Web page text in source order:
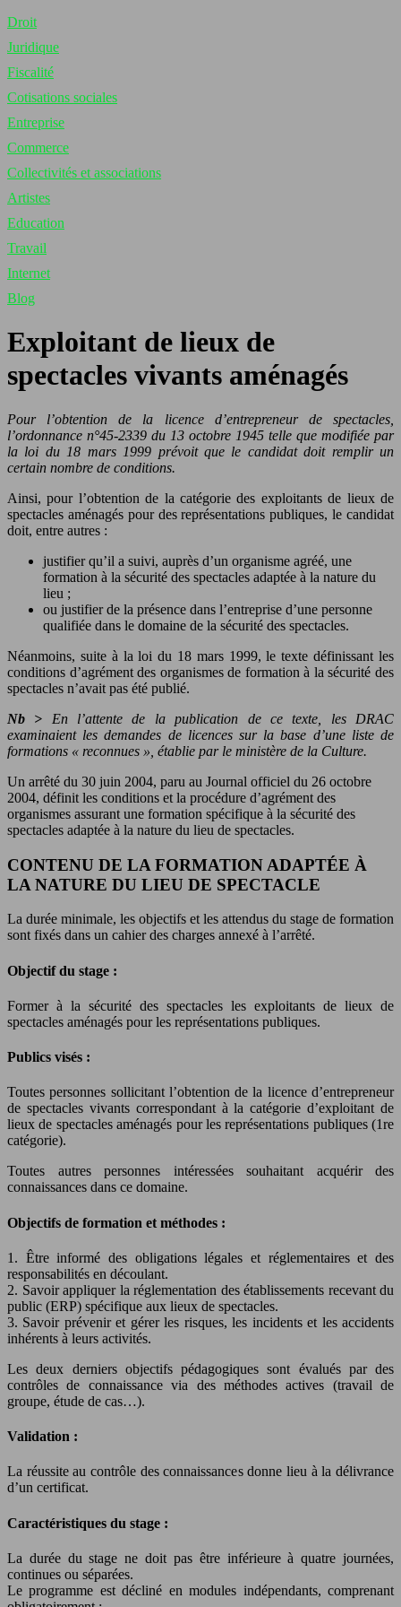
Droit
Juridique
Fiscalité
Cotisations sociales
Entreprise
Commerce
Collectivités et associations
Artistes
Education
Travail
Internet
Blog
Exploitant de lieux de
spectacles vivants aménagés
Pour l’obtention de la licence d’entrepreneur de spectacles,
l’ordonnance n°45-2339 du 13 octobre 1945 telle que modifiée par
la loi du 18 mars 1999 prévoit que le candidat doit remplir un
certain nombre de conditions.
Ainsi, pour l’obtention de la catégorie des exploitants de lieux de
spectacles aménagés pour des représentations publiques, le candidat
doit, entre autres :
justifier qu’il a suivi, auprès d’un organisme agréé, une
formation à la sécurité des spectacles adaptée à la nature du
lieu ;
ou justifier de la présence dans l’entreprise d’une personne
qualifiée dans le domaine de la sécurité des spectacles.
Néanmoins, suite à la loi du 18 mars 1999, le texte définissant les
conditions d’agrément des organismes de formation à la sécurité des
spectacles n’avait pas été publié.
Nb > En l’attente de la publication de ce texte, les DRAC
examinaient les demandes de licences sur la base d’une liste de
formations « reconnues », établie par le ministère de la Culture.
Un arrêté du 30 juin 2004, paru au Journal officiel du 26 octobre
2004, définit les conditions et la procédure d’agrément des
organismes assurant une formation spécifique à la sécurité des
spectacles adaptée à la nature du lieu de spectacles.
CONTENU DE LA FORMATION ADAPTÉE À
LA NATURE DU LIEU DE SPECTACLE
La durée minimale, les objectifs et les attendus du stage de formation
sont fixés dans un cahier des charges annexé à l’arrêté.
Objectif du stage :
Former à la sécurité des spectacles les exploitants de lieux de
spectacles aménagés pour les représentations publiques.
Publics visés :
Toutes personnes sollicitant l’obtention de la licence d’entrepreneur
de spectacles vivants correspondant à la catégorie d’exploitant de
lieux de spectacles aménagés pour les représentations publiques (1re
catégorie).
Toutes autres personnes intéressées souhaitant acquérir des
connaissances dans ce domaine.
Objectifs de formation et méthodes :
1. Être informé des obligations légales et réglementaires et des
responsabilités en découlant.
2. Savoir appliquer la réglementation des établissements recevant du
public (ERP) spécifique aux lieux de spectacles.
3. Savoir prévenir et gérer les risques, les incidents et les accidents
inhérents à leurs activités.
Les deux derniers objectifs pédagogiques sont évalués par des
contrôles de connaissance via des méthodes actives (travail de
groupe, étude de cas…).
Validation :
La réussite au contrôle des connaissances donne lieu à la délivrance
d’un certificat.
Caractéristiques du stage :
La durée du stage ne doit pas être inférieure à quatre journées,
continues ou séparées.
Le programme est décliné en modules indépendants, comprenant